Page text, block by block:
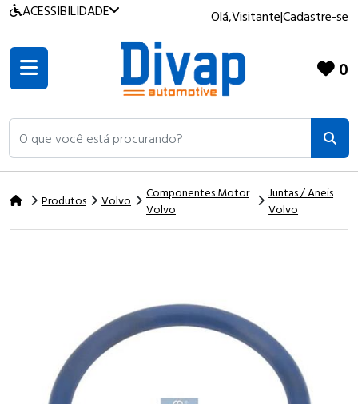
ACESSIBILIDADE Olá,Visitante|Cadastre-se
O que você está procurando?
0
Produtos Volvo
Componentes Motor
Volvo
Juntas / Aneis
Volvo